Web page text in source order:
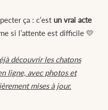
ça : c’est un vrai acte
si l’attente est difficile 💛
découvrir les chatons
ligne, avec photos et
mises à jour.